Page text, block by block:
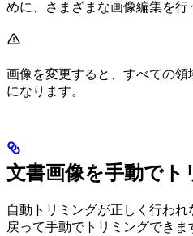
めに、さまざまな画像編集を行
画像を変更すると、すべての
になります。
文書画像を手動でト
自動トリミングが正しく行わ
戻って手動でトリミングでき